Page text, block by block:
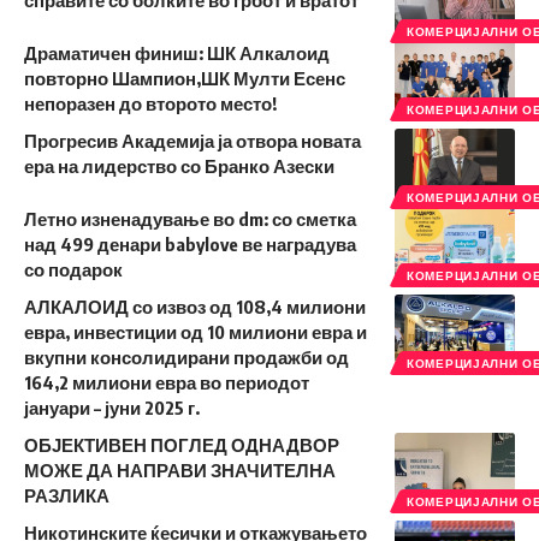
КОМЕРЦИЈАЛНИ
КОМЕРЦИЈАЛНИ
Драматичен финиш: ШК Алкалоид
повторно Шампион,ШК Мулти Есенс
непоразен до второто место!
КОМЕРЦИЈАЛНИ
Прогресив Академија ја отвора новата
ера на лидерство со Бранко Азески
КОМЕРЦИЈАЛНИ
Летно изненадување во dm: со сметка
над 499 денари babylove ве наградува
со подарок
КОМЕРЦИЈАЛНИ
АЛКАЛОИД со извоз од 108,4 милиони
евра, инвестиции од 10 милиони евра и
вкупни консолидирани продажби од
164,2 милиони евра во периодот
јануари – јуни 2025 г.
КОМЕРЦИЈАЛНИ
ОБЈЕКТИВЕН ПОГЛЕД ОДНАДВОР
МОЖЕ ДА НАПРАВИ ЗНАЧИТЕЛНА
РАЗЛИКА
Никотинските ќесички и откажувањето